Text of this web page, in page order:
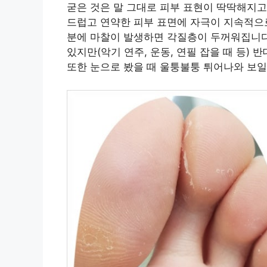
굳은 것은 말 그대로 피부 표현이 딱딱해지
드럽고 연약한 피부 표면에 자극이 지속적
분에 마찰이 발생하면 각질층이 두꺼워집
있지만(악기 연주, 운동, 연필 잡을 때 등)
또한 눈으로 봤을 때 울퉁불퉁 튀어나와 보